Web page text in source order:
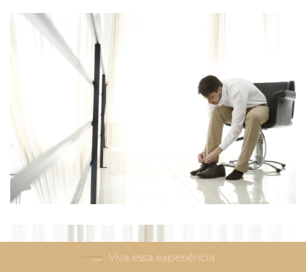
Viva essa experiência